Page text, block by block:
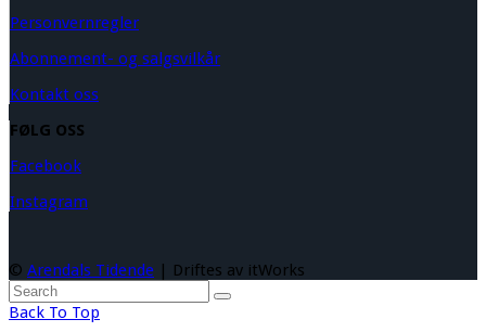
Personvernregler
Abonnement- og salgsvilkår
Kontakt oss
FØLG OSS
Facebook
Instagram
© Arendals Tidende | Driftes av itWorks
Back To Top